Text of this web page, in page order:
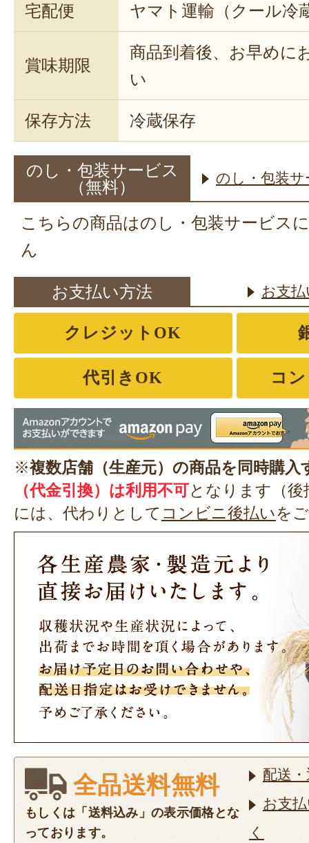
宅配便 ヤマト運輸（クール冷
賞味期限
商品到着後、お早めに
い
保存方法 冷蔵保存
のし・包装サービス
（無料）
のし・包装
こちらの商品はのし・包装サービス
ん
お支払い方法 お支
クレジットOK
代引きOK コ
※複数店舗（生産元）の商品を同時購入
（代金引換）は利用不可 となります（
には、代わりとして コンビニ後払いを
全品送料無料
もしくは「送料込み」の表示価格とな
っております。
配送
お支
く